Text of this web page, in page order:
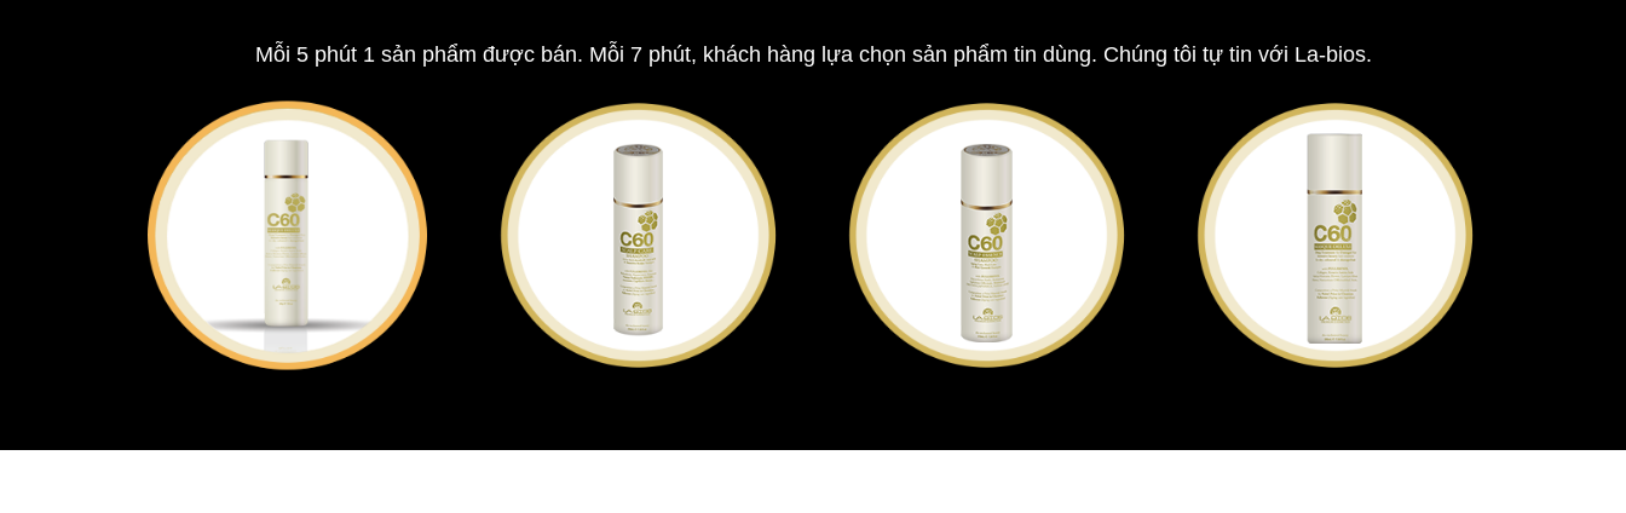
Mỗi 5 phút 1 sản phẩm được bán. Mỗi 7 phút, khách hàng lựa chọn sản phẩm tin dùng. Chúng tôi tự tin với La-bios.